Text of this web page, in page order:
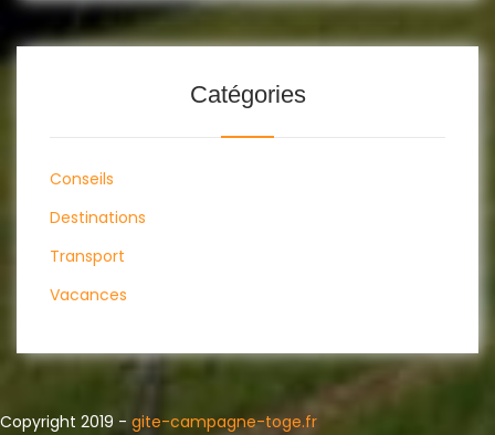
Catégories
Conseils
Destinations
Transport
Vacances
Copyright 2019 - gite-campagne-toge.fr